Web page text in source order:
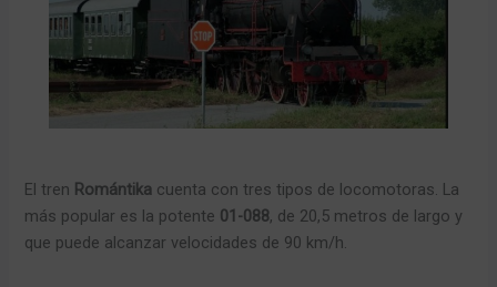
El tren Romántika cuenta con tres tipos de locomotoras. La
más popular es la potente 01-088, de 20,5 metros de largo y
que puede alcanzar velocidades de 90 km/h.